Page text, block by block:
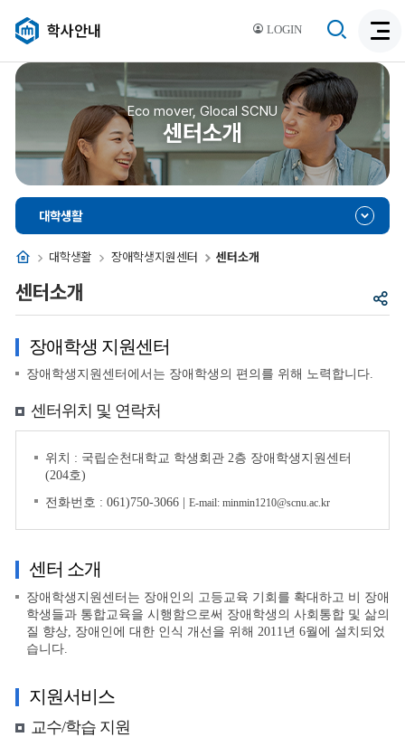
LOGIN
학사안내
색
활
성
색
Eco mover, Glocal SCNU
센터소개
홈 대학생활 장애학생지원센터 센터소개
대학생활
공
센터소개
장애학생 지원센터
장애학생지원센터에서는 장애학생의 편의를 위해 노력합니다.
센터위치 및 연락처
위치 : 국립순천대학교 학생회관 2층 장애학생지원센터
(204호)
전화번호 : 061)750-3066 | E-mail: minmin1210@scnu.ac.kr
센터 소개
장애학생지원센터는 장애인의 고등교육 기회를 확대하고 비 장애
학생들과 통합교육을 시행함으로써 장애학생의 사회통합 및 삶의
질 향상, 장애인에 대한 인식 개선을 위해 2011년 6월에 설치되었
습니다.
지원서비스
교수/학습 지원